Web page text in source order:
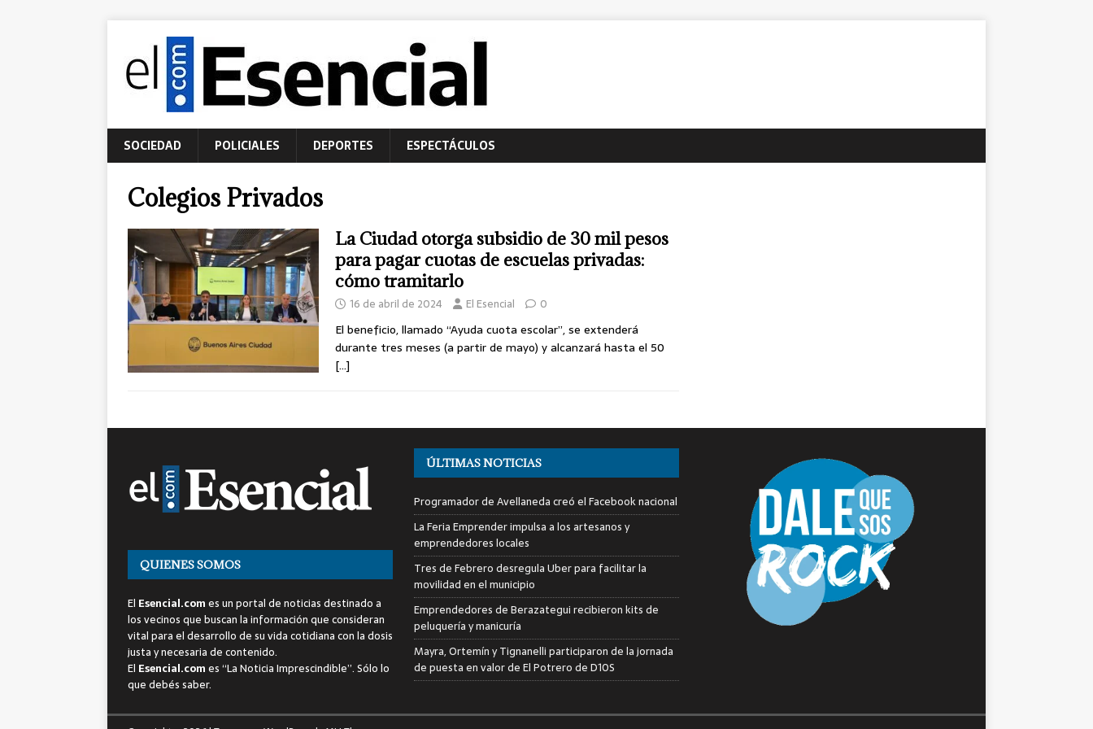
SOCIEDAD POLICIALES DEPORTES ESPECTÁCULOS
Colegios Privados
La Ciudad otorga subsidio de 30 mil pesos
para pagar cuotas de escuelas privadas:
cómo tramitarlo
16 de abril de 2024 El Esencial 0
El beneficio, llamado “Ayuda cuota escolar”, se extenderá
durante tres meses (a partir de mayo) y alcanzará hasta el 50
[…]
QUIENES SOMOS
El Esencial.comes un portal de noticias destinado a
los vecinos que buscan la información que consideran
vital para el desarrollo de su vida cotidiana con la dosis
justa y necesaria de contenido.
El Esencial.comes “La Noticia Imprescindible”. Sólo lo
que debés saber.
ÚLTIMAS NOTICIAS
Programador de Avellaneda creó el Facebook nacional
La Feria Emprender impulsa a los artesanos y
emprendedores locales
Tres de Febrero desregula Uber para facilitar la
movilidad en el municipio
Emprendedores de Berazategui recibieron kits de
peluquería y manicuría
Mayra, Ortemín y Tignanelli participaron de la jornada
de puesta en valor de El Potrero de D10S